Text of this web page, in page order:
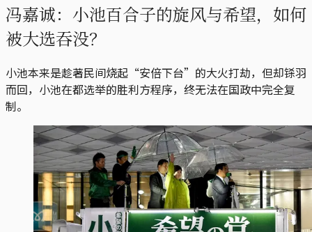
冯嘉诚：小池百合子的旋风与希望，如何
被大选吞没？
小池本来是趁著民间烧起“安倍下台”的大火打劫，但却铩羽
而回，小池在都选举的胜利方程序，终无法在国政中完全复
制。